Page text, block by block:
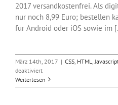
2017 versandkostenfrei. Als
nur noch 8,99 Euro; bestellen
für Android oder iOS sowie im
März 14th, 2017 | CSS HTML
deaktiviertfür
c’t-
Sonderheft
Weiterlesen